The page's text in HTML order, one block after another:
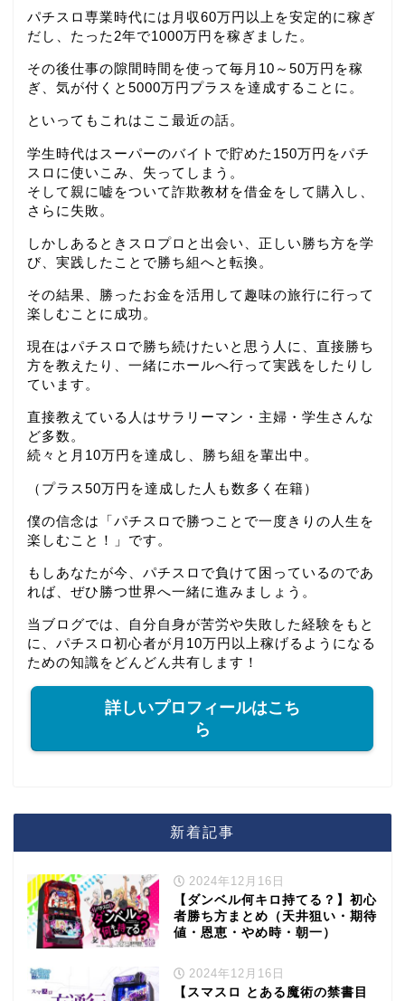
パチスロ専業時代には月収60万円以上を安定的に稼ぎ
だし、たった2年で1000万円を稼ぎました。
その後仕事の隙間時間を使って毎月10～50万円を稼
ぎ、気が付くと5000万円プラスを達成することに。
といってもこれはここ最近の話。
学生時代はスーパーのバイトで貯めた150万円をパチ
スロに使いこみ、失ってしまう。
そして親に嘘をついて詐欺教材を借金をして購入し、
さらに失敗。
しかしあるときスロプロと出会い、正しい勝ち方を学
び、実践したことで勝ち組へと転換。
その結果、勝ったお金を活用して趣味の旅行に行って
楽しむことに成功。
現在はパチスロで勝ち続けたいと思う人に、直接勝ち
方を教えたり、一緒にホールへ行って実践をしたりし
ています。
直接教えている人はサラリーマン・主婦・学生さんな
ど多数。
続々と月10万円を達成し、勝ち組を輩出中。
（プラス50万円を達成した人も数多く在籍）
僕の信念は「パチスロで勝つことで一度きりの人生を
楽しむこと！」です。
もしあなたが今、パチスロで負けて困っているのであ
れば、ぜひ勝つ世界へ一緒に進みましょう。
当ブログでは、自分自身が苦労や失敗した経験をもと
に、パチスロ初心者が月10万円以上稼げるようになる
ための知識をどんどん共有します！
詳しいプロフィールはこち
ら
新着記事
2024年12月16日
【ダンベル何キロ持てる？】初心
者勝ち方まとめ（天井狙い・期待
値・恩恵・やめ時・朝一）
2024年12月16日
【スマスロ とある魔術の禁書目